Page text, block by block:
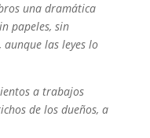
una dramática
papeles, sin
aunque las leyes lo
a trabajos
de los dueños, a